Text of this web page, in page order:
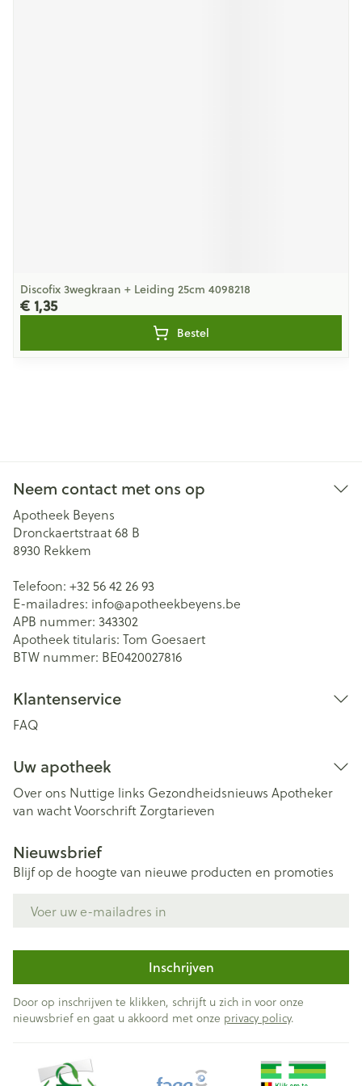
Discofix 3wegkraan + Leiding 25cm 4098218
€ 1,35
Bestel
Neem contact met ons op
Apotheek Beyens
Dronckaertstraat 68 B
8930 Rekkem
Telefoon: +32 56 42 26 93
E-mailadres: info@apotheekbeyens.be
APB nummer: 343302
Apotheek titularis: Tom Goesaert
BTW nummer: BE0420027816
Klantenservice
FAQ
Uw apotheek
Over ons Nuttige links Gezondheidsnieuws Apotheker
van wachtVoorschriftZorgtarieven
Nieuwsbrief
Blijf op de hoogte van nieuwe producten en promoties
Inschrijven
Door op inschrijven te klikken, schrijft u zich in voor onze
nieuwsbrief en gaat u akkoord met onze privacy policy.